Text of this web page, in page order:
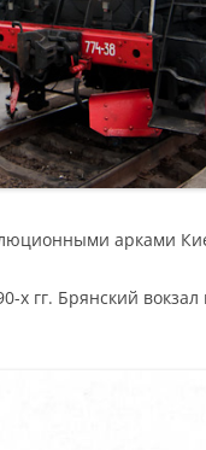
арками
гг. Брянский вокзал